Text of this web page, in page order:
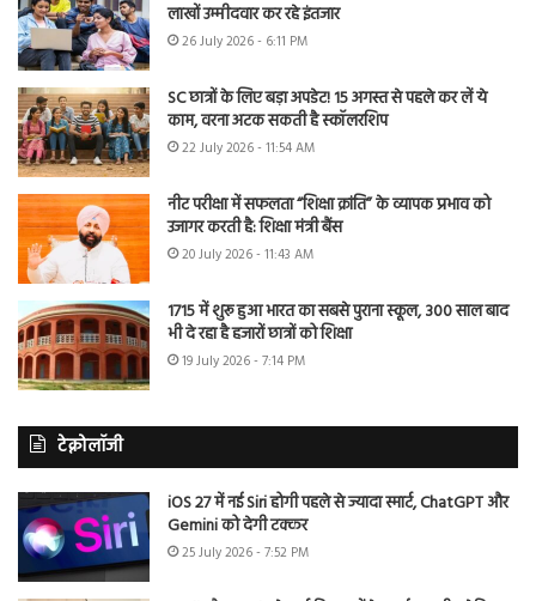
लाखों उम्मीदवार कर रहे इंतजार
26 July 2026 - 6:11 PM
SC छात्रों के लिए बड़ा अपडेट! 15 अगस्त से पहले कर लें ये
काम, वरना अटक सकती है स्कॉलरशिप
22 July 2026 - 11:54 AM
नीट परीक्षा में सफलता “शिक्षा क्रांति” के व्यापक प्रभाव को
उजागर करती है: शिक्षा मंत्री बैंस
20 July 2026 - 11:43 AM
1715 में शुरू हुआ भारत का सबसे पुराना स्कूल, 300 साल बाद
भी दे रहा है हजारों छात्रों को शिक्षा
19 July 2026 - 7:14 PM
टेक्नोलॉजी
iOS 27 में नई Siri होगी पहले से ज्यादा स्मार्ट, ChatGPT और
Gemini को देगी टक्कर
25 July 2026 - 7:52 PM